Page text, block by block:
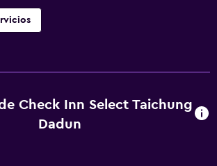
Check Inn Select Taichung
Dadun